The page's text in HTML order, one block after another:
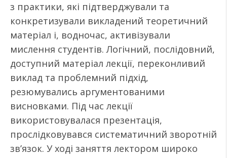
з практики, які підтверджували та
конкретизували викладений теоретичний
матеріал і, водночас, активізували
мислення студентів. Логічний, послідовний,
доступний матеріал лекції, переконливий
виклад та проблемний підхід,
резюмувались аргументованими
висновками. Під час лекції
використовувалася презентація,
прослідковувався систематичний зворотній
зв’язок. У ході заняття лектором широко